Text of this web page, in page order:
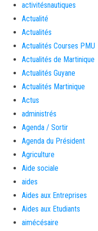
activitésnautiques
Actualité
Actualités
Actualités Courses PMU
Actualités de Martinique
Actualités Guyane
Actualités Martinique
Actus
administrés
Agenda / Sortir
Agenda du Président
Agriculture
Aide sociale
aides
Aides aux Entreprises
Aides aux Etudiants
aimécésaire